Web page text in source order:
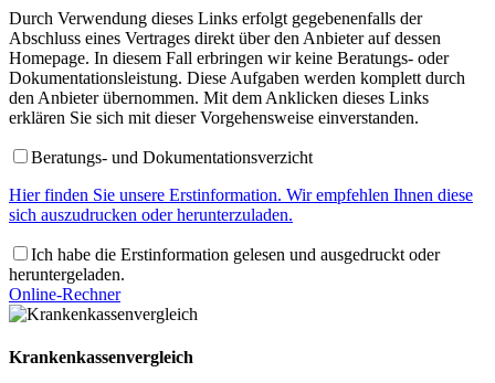
Durch Verwendung dieses Links erfolgt gegebenenfalls der
Abschluss eines Vertrages direkt über den Anbieter auf dessen
Homepage. In diesem Fall erbringen wir keine Beratungs- oder
Dokumentationsleistung. Diese Aufgaben werden komplett durch
den Anbieter übernommen. Mit dem Anklicken dieses Links
erklären Sie sich mit dieser Vorgehensweise einverstanden.
Beratungs- und Dokumentationsverzicht
Hier finden Sie unsere Erstinformation. Wir empfehlen Ihnen diese
sich auszudrucken oder herunterzuladen.
Ich habe die Erstinformation gelesen und ausgedruckt oder
heruntergeladen.
Online-Rechner
Krankenkassenvergleich